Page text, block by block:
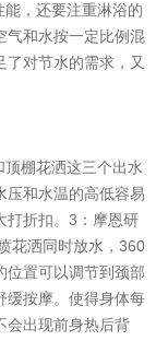
，还要注重淋浴的
气和水按一定比例混
对节水的需求，又
棚花洒这三个出水
压和水温的高低容易
打折扣。3：摩恩研
花洒同时放水，360
位置可以调节到颈部
缓按摩。使得身体每
会出现前身热后背